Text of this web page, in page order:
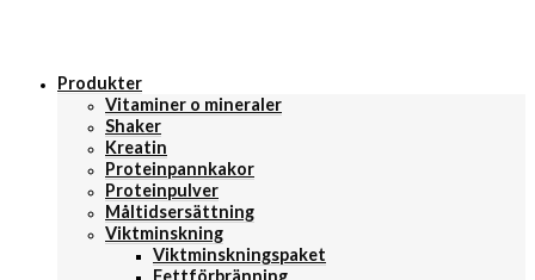
Produkter
Vitaminer o mineraler
Shaker
Kreatin
Proteinpannkakor
Proteinpulver
Måltidsersättning
Viktminskning
Viktminskningspaket
Fettförbränning